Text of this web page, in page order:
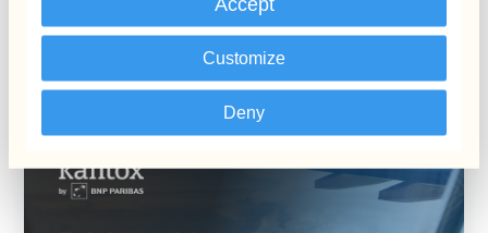
Customize
Deny
Un Guide Complet pour
Centraliser La Gestion Du
Risque de Change